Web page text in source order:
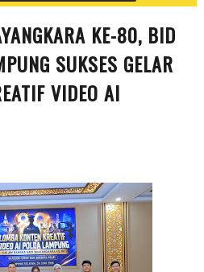
KE-80, BID
SUKSES GELAR
VIDEO AI